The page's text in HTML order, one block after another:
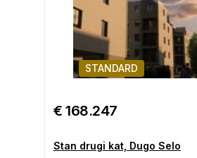
STANDARD
€ 168.247
Stan drugi kat, Dugo Selo